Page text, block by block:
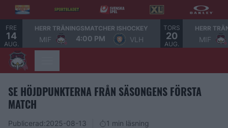
FRE
14
AUG.
HERR TRÄNINGSMATCHER ISHOCKEY
MIF 4:00 PM VLH
TORS
20
AUG.
HERR
MIF
SE HÖJDPUNKTERNA FRÅN SÄSONGENS FÖRSTA
MATCH
Publicerad:2025-08-13 1 min läsning